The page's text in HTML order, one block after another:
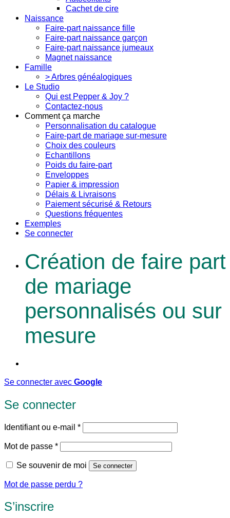
Cachet de cire
Naissance
Faire-part naissance fille
Faire-part naissance garçon
Faire-part naissance jumeaux
Magnet naissance
Famille
> Arbres généalogiques
Le Studio
Qui est Pepper & Joy ?
Contactez-nous
Comment ça marche
Personnalisation du catalogue
Faire-part de mariage sur-mesure
Choix des couleurs
Echantillons
Poids du faire-part
Enveloppes
Papier & impression
Délais & Livraisons
Paiement sécurisé & Retours
Questions fréquentes
Exemples
Se connecter
Création de faire part
de mariage
personnalisés ou sur
mesure
Se connecter avec Google
Se connecter
Identifiant ou e-mail *Obligatoire
Mot de passe *Obligatoire
Se souvenir de moi Se connecter
Mot de passe perdu ?
S’inscrire